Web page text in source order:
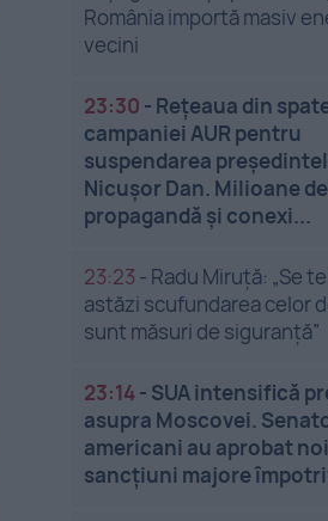
România importă masiv
vecini
23:30 - Rețeaua din
campaniei AUR pentru
suspendarea
Nicușor Dan. Milioane
propagandă și conexi...
23:23 - Radu Miruță: „Se
astăzi scufundarea celor
sunt măsuri de siguranţă”
23:14- SUA intensifică
asupra Moscovei.
americani au aprobat noi
sancțiuni majore